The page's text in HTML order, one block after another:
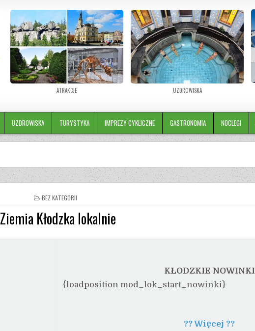
ATRAKCJE UZDROWISKA
UZDROWISKA TURYSTYKA IMPREZY CYKLICZNE GASTRONOMIA NOCLEGI
BEZ KATEGORII
Ziemia Kłodzka lokalnie
KŁODZKIE NOWINKI
{loadposition mod_lok_start_nowinki}
?? Więcej ??